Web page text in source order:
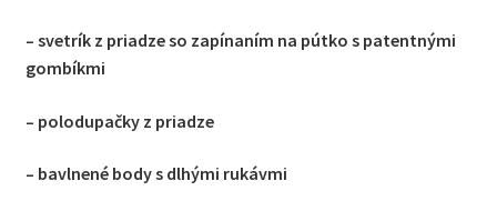
– svetrík z priadze so zapínaním na pútko s patentnými
gombíkmi
– polodupačky z priadze
– bavlnené body s dlhými rukávmi